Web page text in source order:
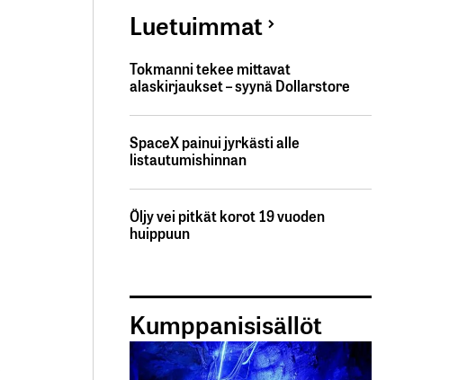
Luetuimmat
Tokmanni tekee mittavat
alaskirjaukset – syynä Dollarstore
SpaceX painui jyrkästi alle
listautumishinnan
Öljy vei pitkät korot 19 vuoden
huippuun
Kumppanisisällöt